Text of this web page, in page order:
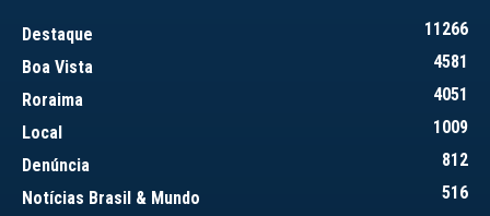
Destaque
11266
Boa Vista
4581
Roraima
4051
Local
1009
Denúncia
812
Notícias Brasil & Mundo
516